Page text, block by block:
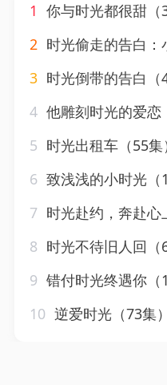
1 你与时光都很甜（
2 时光偷走的告白：小源知暖第三季
3 时光倒带的告白（
4 他雕刻时光的爱恋
5 时光出租车（55
6 致浅浅的小时光（
7 时光赴约，奔赴心上之人&
8 时光不待旧人回（
9 错付时光终遇你（
10 逆爱时光（73集